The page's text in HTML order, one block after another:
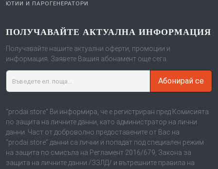
ЮТИИ И ПАРОГЕНЕРАТОРИ
ПОЛУЧАВАЙТЕ АКТУАЛНА ИНФОРМАЦИЯ
Получавайте нашите актуални оферти, промоции и
информация. Заявете Вашия абонамент още сега.
Абонирай се
“prodai.store“ Ви информира, че е регистриран пред Комисията
по защита на личните данни, като администратор на лични
данни. Част от доброволно предоставените от Вас на
“prodai.store“ данни са лични и попадат под специален режим
на защита по смисъла на Регламент 2016/679, Закона за
защита на личните данни /ЗЗЛД/ и вътрешните правила на